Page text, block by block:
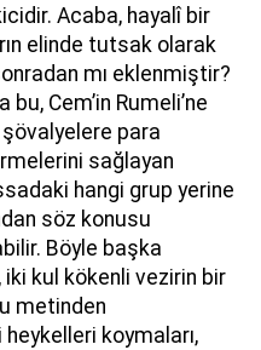
Acaba, hayalî bir
elinde tutsak olarak
mı eklenmiştir?
Cem’in Rumeli’ne
para
sağlayan
hangi grup yerine
söz konusu
Böyle başka
kul kökenli vezirin bir
metinden
heykelleri koymaları,